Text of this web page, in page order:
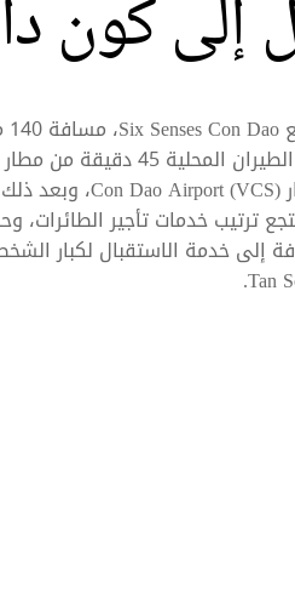
إلى كون
ترتيب خدمات تأجير الطائرات،
إلى خدمة الاستقبال لكبار